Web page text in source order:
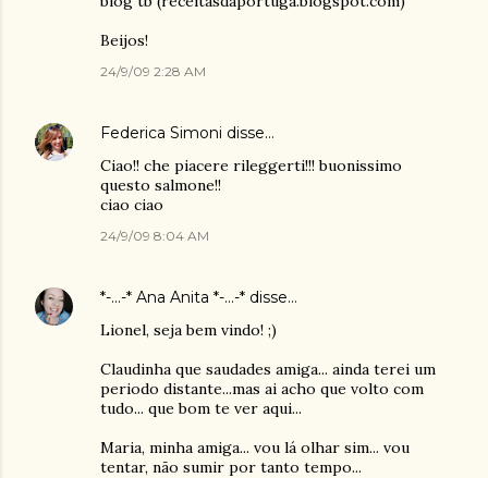
Beijos!
24/9/09 2:28 AM
Federica Simoni disse…
Ciao!! che piacere rileggerti!!! buonissimo
questo salmone!!
ciao ciao
24/9/09 8:04 AM
*-...-* Ana Anita *-...-* disse…
Lionel, seja bem vindo! ;)
Claudinha que saudades amiga... ainda terei um
periodo distante...mas ai acho que volto com
tudo... que bom te ver aqui...
Maria, minha amiga... vou lá olhar sim... vou
tentar, não sumir por tanto tempo...